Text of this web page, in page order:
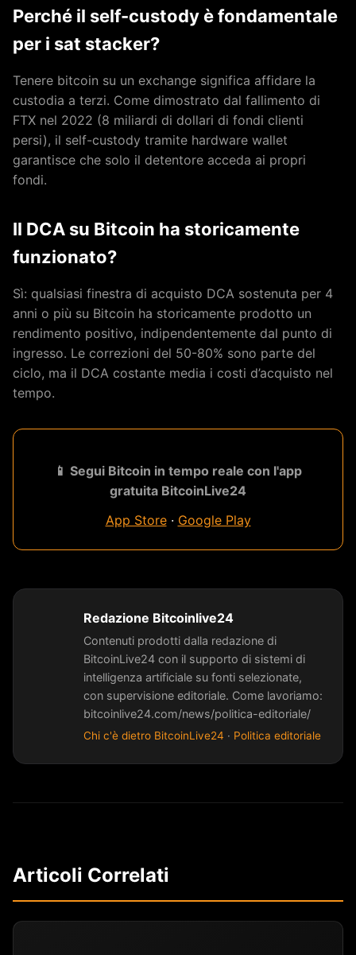
Perché il self-custody è fondamentale
per i sat stacker?
Tenere bitcoin su un exchange significa affidare la
custodia a terzi. Come dimostrato dal fallimento di
FTX nel 2022 (8 miliardi di dollari di fondi clienti
persi), il self-custody tramite hardware wallet
garantisce che solo il detentore acceda ai propri
fondi.
Il DCA su Bitcoin ha storicamente
funzionato?
Sì: qualsiasi finestra di acquisto DCA sostenuta per 4
anni o più su Bitcoin ha storicamente prodotto un
rendimento positivo, indipendentemente dal punto di
ingresso. Le correzioni del 50-80% sono parte del
ciclo, ma il DCA costante media i costi d’acquisto nel
tempo.
📱 Segui Bitcoin in tempo reale con l'app
gratuita BitcoinLive24
App Store· Google Play
Redazione Bitcoinlive24
Contenuti prodotti dalla redazione di
BitcoinLive24 con il supporto di sistemi di
intelligenza artificiale su fonti selezionate,
con supervisione editoriale. Come lavoriamo:
bitcoinlive24.com/news/politica-editoriale/
Chi c'è dietro BitcoinLive24 · Politica editoriale
Articoli Correlati